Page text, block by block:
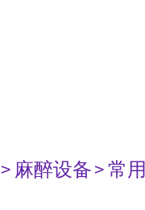
> 麻醉设备> 常